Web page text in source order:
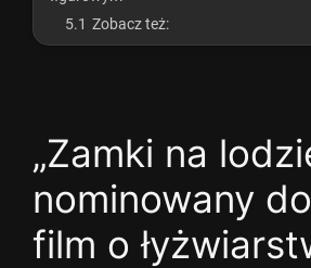
5.1 Zobacz też:
„Zamki na
nominowany
film o